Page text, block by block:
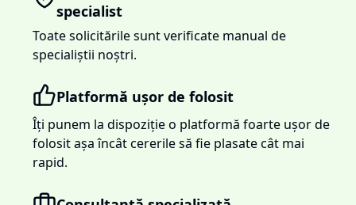
specialist
Toate solicitările sunt verificate manual de
specialiștii noștri.
Platformă ușor de folosit
Îți punem la dispoziție o platformă foarte ușor de
folosit așa încât cererile să fie plasate cât mai
rapid.